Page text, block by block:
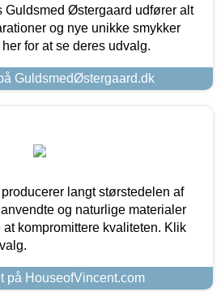
Guldsmed Østergaard udfører alt
og nye unikke smykker
for at se deres udvalg.
GuldsmedØstergaard.dk
langt størstedelen af
og naturlige materialer
kompromittere kvaliteten. Klik
på HouseofVincent.com